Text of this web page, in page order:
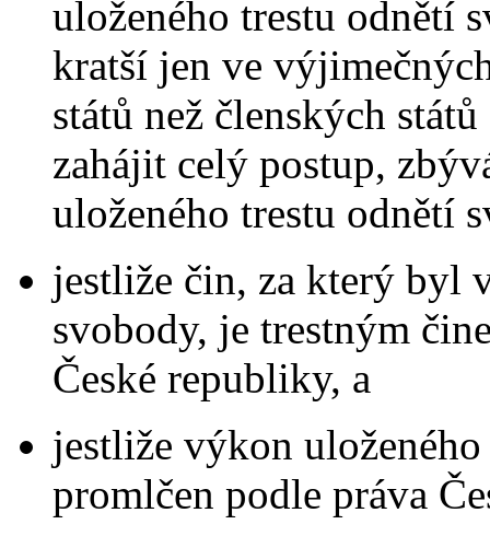
uloženého trestu odnětí
kratší jen ve
států než členských
zahájit celý postup,
uloženého trestu odnětí
jestliže čin, za který byl
svobody, je trestným
České republiky, a
jestliže výkon
promlčen podle práva